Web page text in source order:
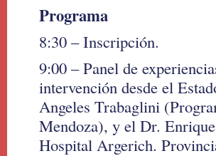
Programa
8:30 – Inscripción.
9:00 – Panel de
intervención desde el
Angeles Trabaglini
Mendoza), y el Dr.
Hospital Argerich.